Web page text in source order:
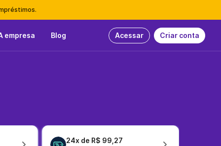
empresa Blog Acessar Criar conta
24x de R$ 99,27